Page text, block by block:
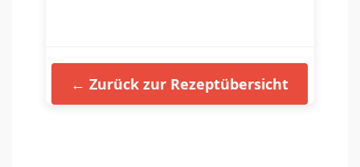
← Zurück zur Rezeptübersicht